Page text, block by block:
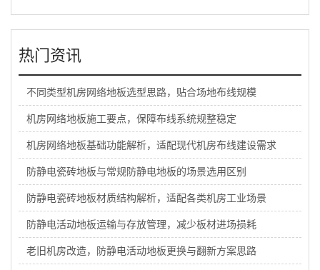
热门资讯
不同类型机房网络地板选型思路，贴合场地布线规模
机房网络地板施工要点，保障布线系统规整稳定
机房网络地板基础功能解析，适配现代机房布线建设需求
防静电瓷砖地板与常规防静电地板的场景选用区别
防静电瓷砖地板材质结构解析，适配各类机房工业场景
防静电活动地板运输与存放管理，减少板材进场损耗
老旧机房改造，防静电活动地板更换与翻新方案思路